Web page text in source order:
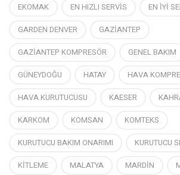
EKOMAK
EN HIZLI SERVİS
EN İYİ
GARDEN DENVER
GAZİANTEP
GAZİANTEP KOMPRESÖR
GENEL BAKIM
GÜNEYDOĞU
HATAY
HAVA
HAVA KURUTUCUSU
KAESER
KARKOM
KOMSAN
KOMTEKS
KURUTUCU BAKIM ONARIMI
KURUTUCU
KİTLEME
MALATYA MARDİN